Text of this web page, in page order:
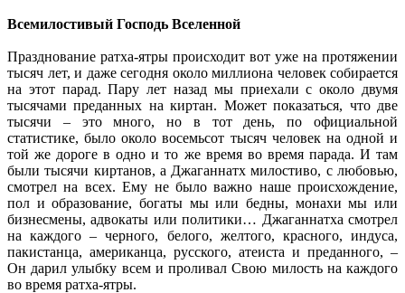
Всемилостивый Господь Вселенной
Празднование ратха-ятры происходит вот уже на протяжении
тысяч лет, и даже сегодня около миллиона человек собирается
на этот парад. Пару лет назад мы приехали с около двумя
тысячами преданных на киртан. Может показаться, что две
тысячи – это много, но в тот день, по официальной
статистике, было около восемьсот тысяч человек на одной и
той же дороге в одно и то же время во время парада. И там
были тысячи киртанов, а Джаганнатх милостиво, с любовью,
смотрел на всех. Ему не было важно наше происхождение,
пол и образование, богаты мы или бедны, монахи мы или
бизнесмены, адвокаты или политики… Джаганнатха смотрел
на каждого – черного, белого, желтого, красного, индуса,
пакистанца, американца, русского, атеиста и преданного, –
Он дарил улыбку всем и проливал Свою милость на каждого
во время ратха-ятры.